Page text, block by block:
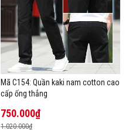
Mã C154: Quần kaki nam cotton cao
cấp ống thẳng
750.000₫
1.020.000₫